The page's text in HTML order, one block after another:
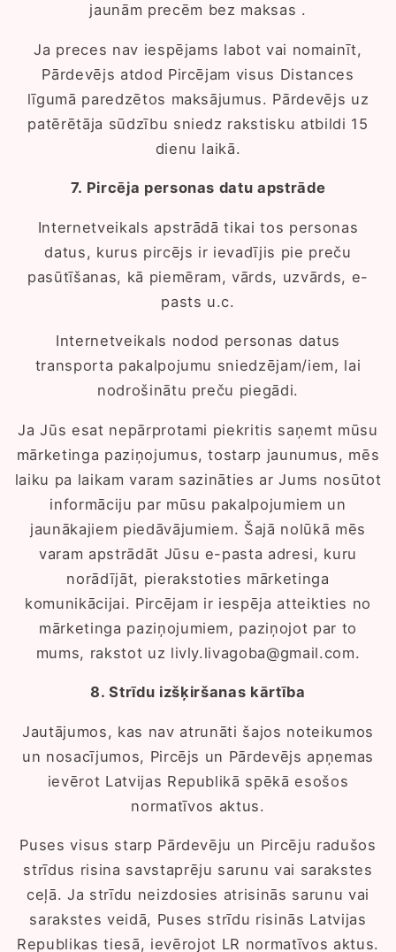
jaunām precēm bez maksas .
Ja preces nav iespējams labot vai nomainīt,
Pārdevējs atdod Pircējam visus Distances
līgumā paredzētos maksājumus. Pārdevējs uz
patērētāja sūdzību sniedz rakstisku atbildi 15
dienu laikā.
7. Pircēja personas datu apstrāde
Internetveikals apstrādā tikai tos personas
datus, kurus pircējs ir ievadījis pie preču
pasūtīšanas, kā piemēram, vārds, uzvārds, e-
pasts u.c.
Internetveikals nodod personas datus
transporta pakalpojumu sniedzējam/iem, lai
nodrošinātu preču piegādi.
Ja Jūs esat nepārprotami piekritis saņemt mūsu
mārketinga paziņojumus, tostarp jaunumus, mēs
laiku pa laikam varam sazināties ar Jums nosūtot
informāciju par mūsu pakalpojumiem un
jaunākajiem piedāvājumiem. Šajā nolūkā mēs
varam apstrādāt Jūsu e-pasta adresi, kuru
norādījāt, pierakstoties mārketinga
komunikācijai. Pircējam ir iespēja atteikties no
mārketinga paziņojumiem, paziņojot par to
mums, rakstot uz livly.livagoba@gmail.com.
8. Strīdu izšķiršanas kārtība
Jautājumos, kas nav atrunāti šajos noteikumos
un nosacījumos, Pircējs un Pārdevējs apņemas
ievērot Latvijas Republikā spēkā esošos
normatīvos aktus.
Puses visus starp Pārdevēju un Pircēju radušos
strīdus risina savstaprēju sarunu vai sarakstes
ceļā. Ja strīdu neizdosies atrisinās sarunu vai
sarakstes veidā, Puses strīdu risinās Latvijas
Republikas tiesā, ievērojot LR normatīvos aktus.